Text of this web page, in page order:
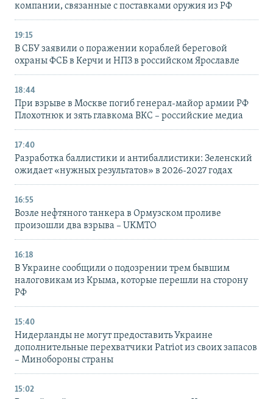
компании, связанные с поставками оружия из РФ
19:15
В СБУ заявили о поражении кораблей береговой
охраны ФСБ в Керчи и НПЗ в российском Ярославле
18:44
При взрыве в Москве погиб генерал-майор армии РФ
Плохотнюк и зять главкома ВКС – российские медиа
17:40
Разработка баллистики и антибаллистики: Зеленский
ожидает «нужных результатов» в 2026-2027 годах
16:55
Возле нефтяного танкера в Ормузском проливе
произошли два взрыва – UKMTO
16:18
В Украине сообщили о подозрении трем бывшим
налоговикам из Крыма, которые перешли на сторону
РФ
15:40
Нидерланды не могут предоставить Украине
дополнительные перехватчики Patriot из своих запасов
– Минобороны страны
15:02